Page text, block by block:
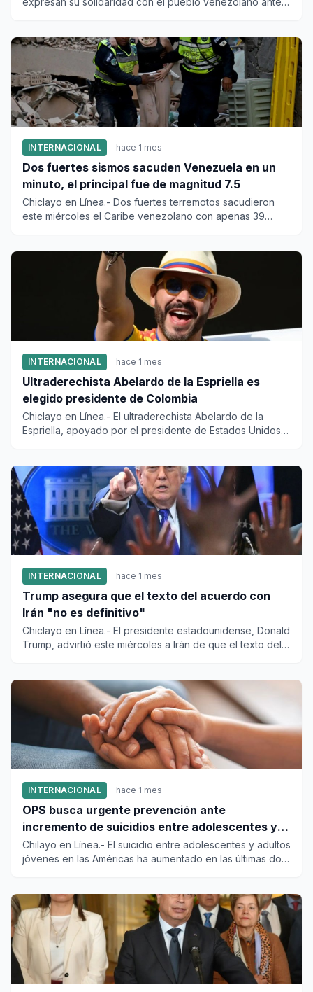
INTERNACIONAL hace 1 mes
Dos fuertes sismos sacuden Venezuela en un
minuto, el principal fue de magnitud 7.5
Chiclayo en Línea.- Dos fuertes terremotos sacudieron
este miércoles el Caribe venezolano con apenas 39
INTERNACIONAL hace 1 mes
Ultraderechista Abelardo de la Espriella es
elegido presidente de Colombia
Chiclayo en Línea.- El ultraderechista Abelardo de la
Espriella, apoyado por el presidente de Estados Unidos
INTERNACIONAL hace 1 mes
Trump asegura que el texto del acuerdo con
Irán "no es definitivo"
Chiclayo en Línea.- El presidente estadounidense, Donald
Trump, advirtió este miércoles a Irán de que el texto del
INTERNACIONAL hace 1 mes
OPS busca urgente prevención ante
incremento de suicidios entre adolescentes y
adultos en las Américas
Chilayo en Línea.- El suicidio entre adolescentes y adultos
jóvenes en las Américas ha aumentado en las últimas dos